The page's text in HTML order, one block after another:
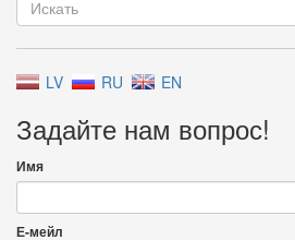
LV RU EN
Задайте нам вопрос!
Имя
Е-мейл